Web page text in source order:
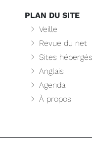
PLAN DU SITE
Veille
Revue du net
Sites hébergés
Anglais
Agenda
À propos